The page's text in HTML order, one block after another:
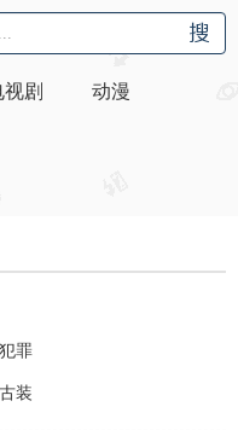
视剧 动漫
犯罪
古装